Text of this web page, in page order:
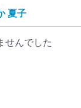
夏子
せんでした